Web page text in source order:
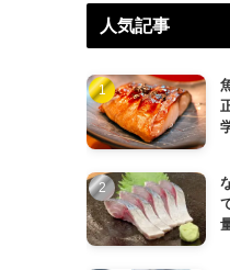
人気記事